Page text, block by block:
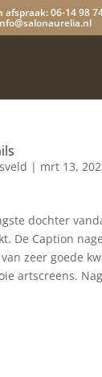
afspraak: 06-14 98
| mrt 13,
dochter
De Caption
zeer goede
artscreens.